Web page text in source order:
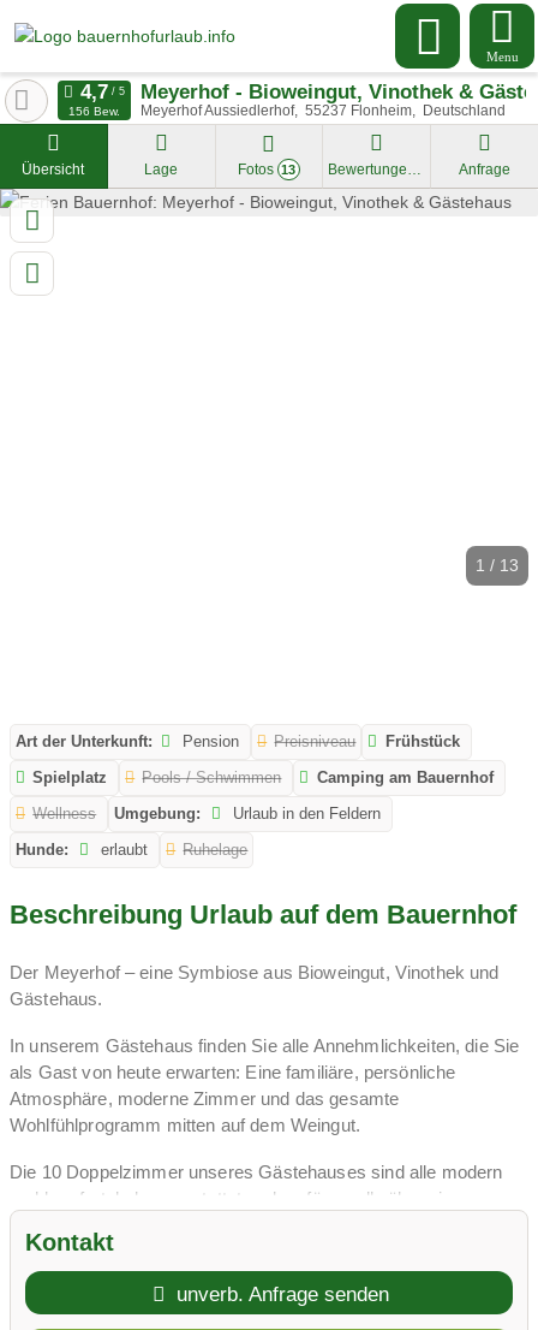
Menu
Meyerhof - Bioweingut, Vinothek &
Meyerhof Aussiedlerhof 55237 Flonheim Deutschland
156 Bew.
Übersicht Lage Fotos 13 Bewertungen Anfrage
1 / 13
Art der Unterkunft: Pension Preisniveau
Frühstück
Spielplatz
Pools / Schwimmen
Camping am Bauernhof
Wellness
Umgebung:
Urlaub in den Feldern
Hunde:
erlaubt Ruhelage
Beschreibung Urlaub auf dem Bauernhof
Der Meyerhof – eine Symbiose aus Bioweingut, Vinothek und
Gästehaus.
In unserem Gästehaus finden Sie alle Annehmlichkeiten, die Sie
als Gast von heute erwarten: Eine familiäre, persönliche
Atmosphäre, moderne Zimmer und das gesamte
Wohlfühlprogramm mitten auf dem Weingut.
Die 10 Doppelzimmer unseres Gästehauses sind alle modern
und komfortabel ausgestattet und verfügen alle über einen
Wohnraumbelüftung, kostenlosen WLAN-Zugang sowie LAN-
Zugang. Die Bäder sind mit Dusche, WC und Fön ausgestattet.
Kontakt
unverb. Anfrage senden